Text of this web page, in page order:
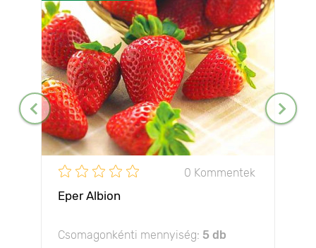
0 Kommentek
Eper Albion
Csomagonkénti mennyiség: 5 db